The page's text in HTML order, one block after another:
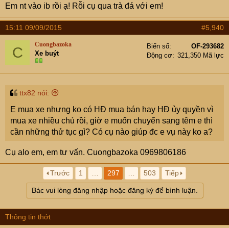
Em nt vào ib rồi ạ! Rỗi cụ qua trà đá với em!
15:11 09/09/2015 #5,940
C Cuongbazoka
Xe buýt
Biển số
OF-293682
Động cơ
321,350 Mã lực
ttx82 nói:
E mua xe nhưng ko có HĐ mua bán hay HĐ ủy quyền vì
mua xe nhiều chủ rồi, giờ e muốn chuyển sang têm e thì
cần những thử tục gì? Có cụ nào giúp đc e vụ này ko a?
Cụ alo em, em tư vấn. Cuongbazoka 0969806186
Trước 1 297 503 Tiếp
Bác vui lòng đăng nhập hoặc đăng ký để bình luận.
Thông tin thớt